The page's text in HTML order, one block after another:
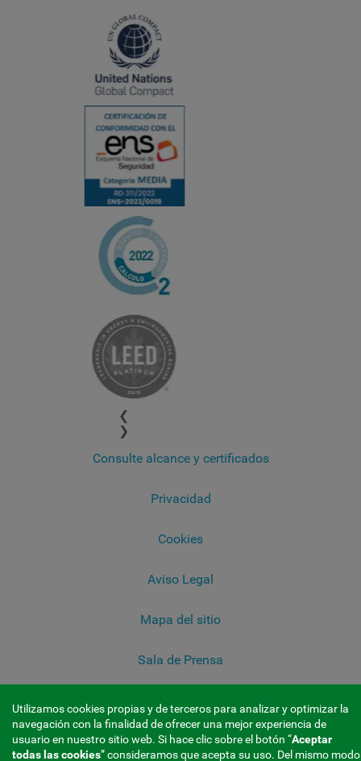
❮
❯
Consulte alcance y certificados
Privacidad
Cookies
Aviso Legal
Mapa del sitio
Sala de Prensa
Utilizamos cookies propias y de terceros para analizar y optimizar la
navegación con la finalidad de ofrecer una mejor experiencia de
usuario en nuestro sitio web. Si hace clic sobre el botón “Aceptar
todas las cookies” consideramos que acepta su uso. Del mismo modo